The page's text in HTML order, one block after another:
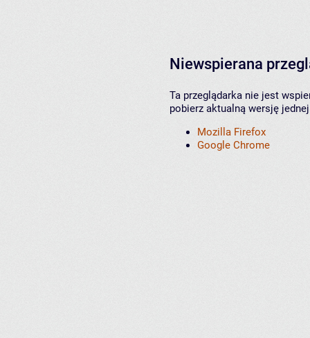
Niewspierana
Ta przeglądarka nie jest
pobierz aktualną wersję
Mozilla Firefox
Google Chrome